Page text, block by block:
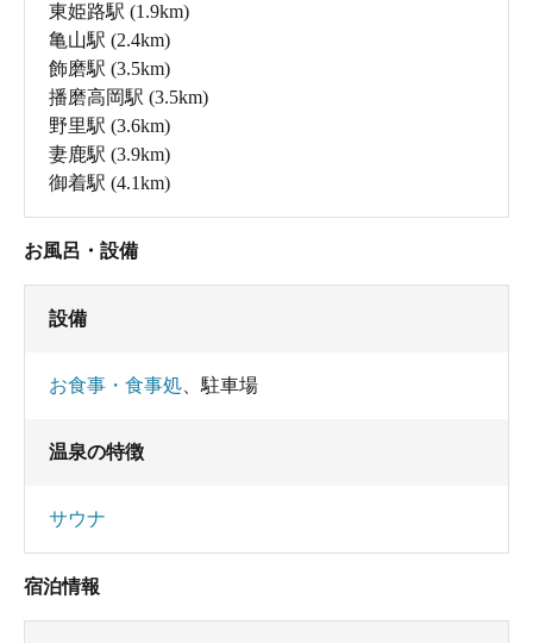
東姫路駅 (1.9km)
亀山駅 (2.4km)
飾磨駅 (3.5km)
播磨高岡駅 (3.5km)
野里駅 (3.6km)
妻鹿駅 (3.9km)
御着駅 (4.1km)
お風呂・設備
設備
お食事・食事処 駐車場
温泉の特徴
サウナ
宿泊情報